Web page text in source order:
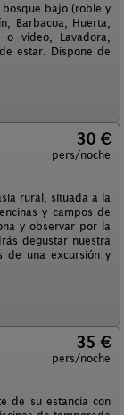
bajo (roble y
Barbacoa, Huerta,
vídeo, Lavadora,
estar. Dispone de
30 €
pers/noche
rural, situada a la
y campos de
y observar por la
degustar nuestra
de una excursión y
35 €
pers/noche
de su estancia con